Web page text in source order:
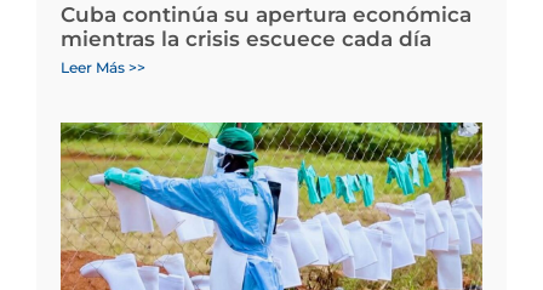
Cuba continúa su apertura económica
mientras la crisis escuece cada día
Leer Más >>